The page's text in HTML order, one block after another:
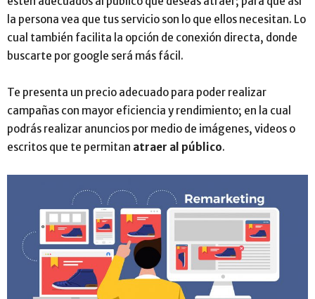
la persona vea que tus servicio son lo que ellos necesitan. Lo
cual también facilita la opción de conexión directa, donde
buscarte por google será más fácil.
Te presenta un precio adecuado para poder realizar
campañas con mayor eficiencia y rendimiento; en la cual
podrás realizar anuncios por medio de imágenes, videos o
escritos que te permitan atraer al público.